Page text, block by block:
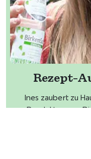
Rezept-
Ines zaubert zu
Produkten von